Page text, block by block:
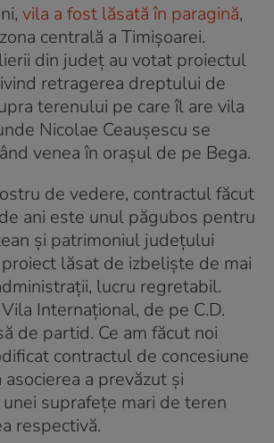
vila a fost lăsată în paragină,
centrală a Timișoarei.
din județ au votat proiectul
retragerea dreptului de
terenului pe care îl are vila
Nicolae Ceaușescu se
venea în orașul de pe Bega.
de vedere, contractul făcut
ani este unul păgubos pentru
și patrimoniul județului
lăsat de izbeliște de mai
lucru regretabil.
Internațional, de pe C.D.
de partid. Ce am făcut noi
contractul de concesiune
a prevăzut și
unei suprafețe mari de teren
respectivă.